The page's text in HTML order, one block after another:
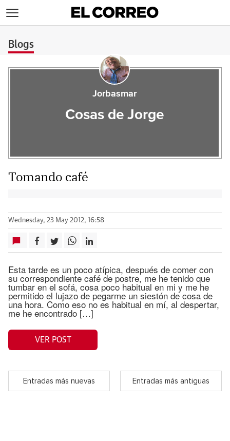
Blogs
Jorbasmar
Cosas de Jorge
Tomando café
Wednesday, 23 May 2012, 16:58
Esta tarde es un poco atípica, después de comer con
su correspondiente café de postre, me he tenido que
tumbar en el sofá, cosa poco habitual en mi y me he
permitido el lujazo de pegarme un siestón de cosa de
una hora. Como eso no es habitual en mí, al despertar,
me he encontrado […]
VER POST
Entradas más nuevas Entradas más antiguas